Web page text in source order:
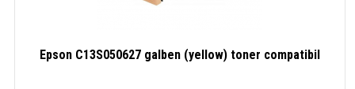
Epson C13S050627 galben (yellow) toner compatibil